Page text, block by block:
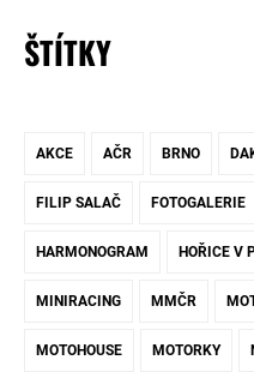
ŠTÍTKY
AKCE AČR BRNO
FILIP SALAČ FOTOGALERIE
HARMONOGRAM HOŘICE V
MINIRACING MMČR
MOTOHOUSE MOTORKY